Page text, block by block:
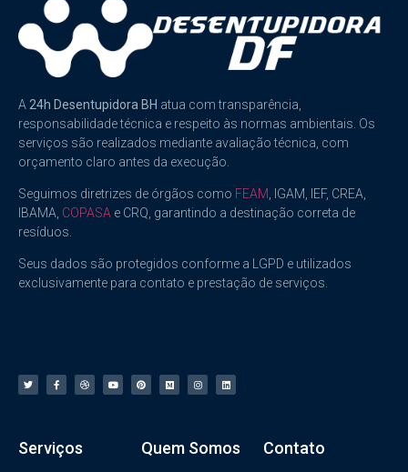
A 24h Desentupidora BH atua com transparência,
responsabilidade técnica e respeito às normas ambientais. Os
serviços são realizados mediante avaliação técnica, com
orçamento claro antes da execução.
Seguimos diretrizes de órgãos como FEAM , IGAM, IEF, CREA,
IBAMA, COPASA e CRQ, garantindo a destinação correta de
resíduos.
Seus dados são protegidos conforme a LGPD e utilizados
exclusivamente para contato e prestação de serviços.
Serviços Quem Somos Contato